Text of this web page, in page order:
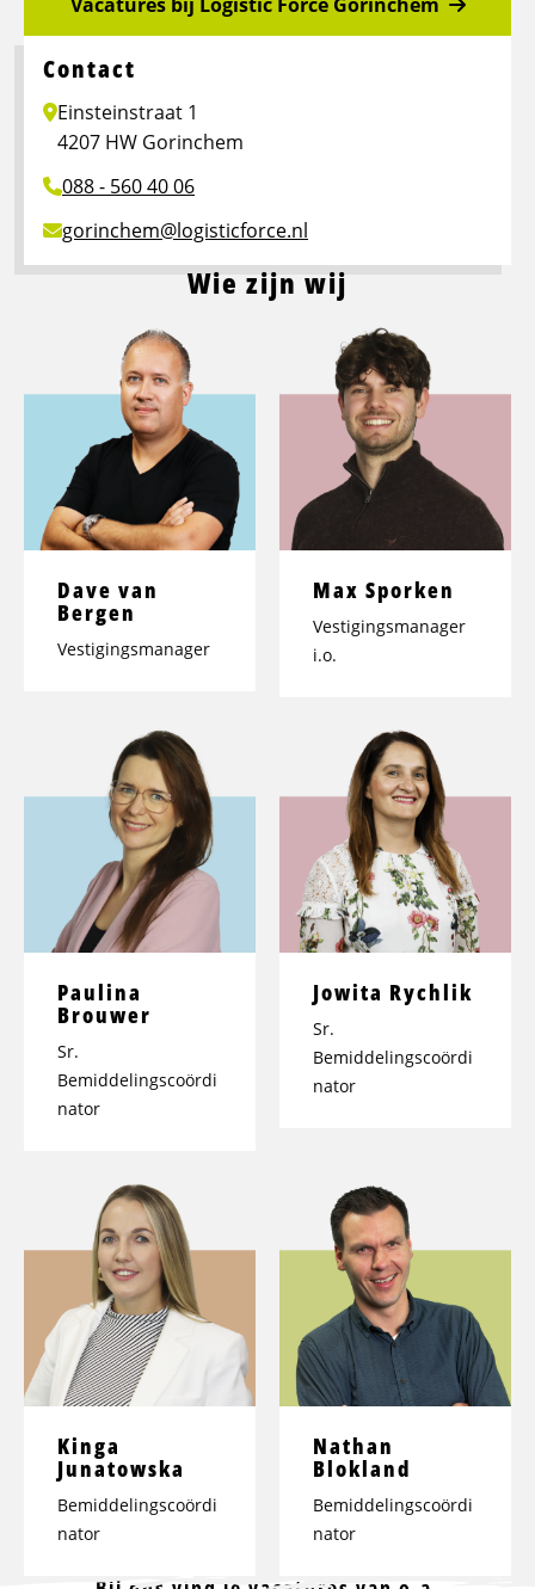
Contact
Einsteinstraat 1
4207 HW Gorinchem
088 - 560 40 06
gorinchem@logisticforce.nl
Wie zijn wij
Dave van
Bergen
Vestigingsmanager
Max Sporken
Vestigingsmanager
i.o.
Paulina
Brouwer
Sr.
Bemiddelingscoördi
nator
Jowita Rychlik
Sr.
Bemiddelingscoördi
nator
Kinga
Junatowska
Bemiddelingscoördi
nator
Nathan
Blokland
Bemiddelingscoördi
nator